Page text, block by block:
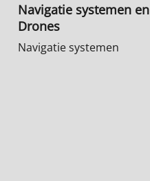
Navigatie systemen en
Drones
Navigatie systemen